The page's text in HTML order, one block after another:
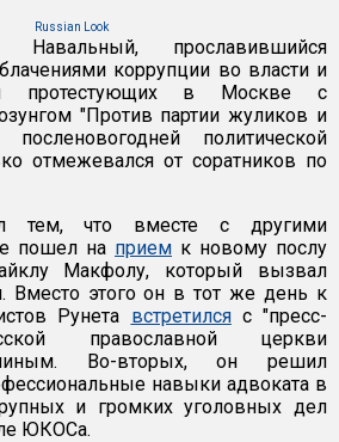
Russian Look
Навальный, прославившийся
коррупции во власти и
протестующих в Москве с
"Против партии жуликов и
политической
отмежевался от соратников по
тем, что вместе с другими
пошел на прием к новому послу
Макфолу, который вызвал
Вместо этого он в тот же день к
Рунета встретилсяс "пресс-
православной церкви
Во-вторых, он решил
навыки адвоката в
и громких уголовных дел
ЮКОСа.